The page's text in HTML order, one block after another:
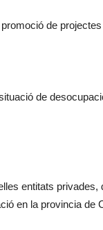
de
de
entitats
en la provincia de